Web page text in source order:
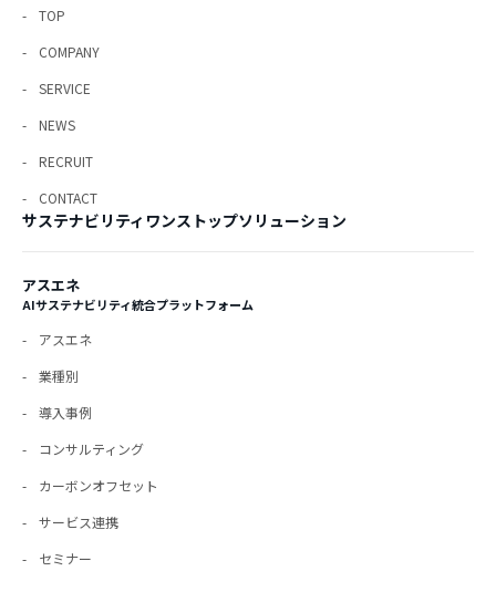
TOP
COMPANY
SERVICE
NEWS
RECRUIT
CONTACT
サステナビリティワンストップソリューション
アスエネ
AIサステナビリティ統合プラットフォーム
アスエネ
業種別
導入事例
コンサルティング
カーボンオフセット
サービス連携
セミナー